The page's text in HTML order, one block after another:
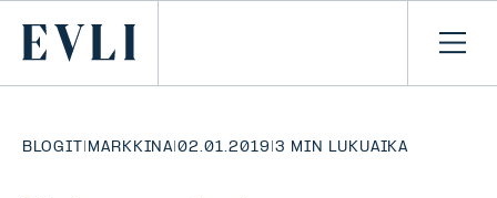
Primary
Avaa
BLOGIT | MARKKINA|02.01.2019 |3 MIN LUKUAIKA